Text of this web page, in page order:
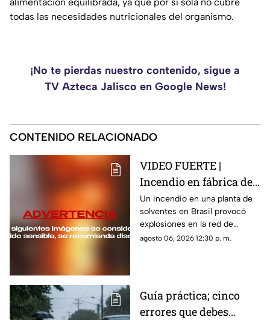
todas las necesidades nutricionales del organismo.
¡No te pierdas nuestro contenido, sigue a
TV Azteca Jalisco en Google News!
CONTENIDO RELACIONADO
VIDEO FUERTE |
Incendio en fábrica de
solventes provoca
explosiones en
alcantarillas de Brasil
Un incendio en una planta de
solventes en Brasil provocó
explosiones en la red de
alcantarillado. Un peatón
agosto 06, 2026 12:30 p. m.
Guía práctica; cinco
errores que debes